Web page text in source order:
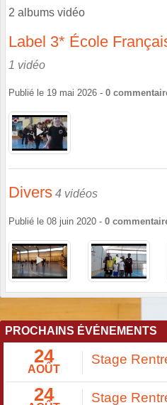
2 albums vidéo
Label 3* École
1 vidéo
Publié le 19 mai 2026 - 0
Divers 4 vidéos
Publié le 08 juin 2020 - 0
PROCHAINS ÉVÉNEMENTS
24
AOÛT
Stage
24 Stage